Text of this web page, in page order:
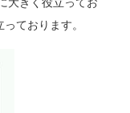
大きく役立ってお
ております。